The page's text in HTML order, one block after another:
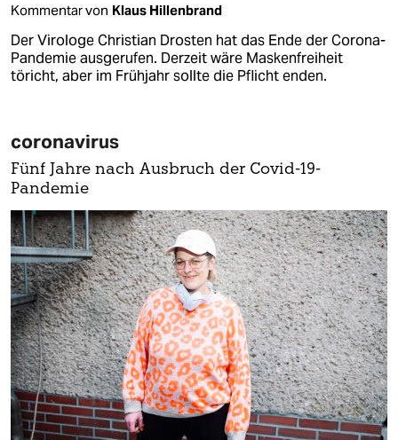
Kommentar von Klaus Hillenbrand
Der Virologe Christian Drosten hat das Ende der Corona-
Pandemie ausgerufen. Derzeit wäre Maskenfreiheit
töricht, aber im Frühjahr sollte die Pflicht enden.
coronavirus
Fünf Jahre nach Ausbruch der Covid-19-
Pandemie